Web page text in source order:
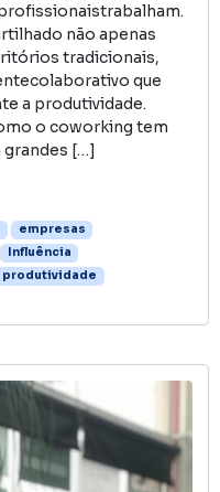
não apenas
tradicionais,
que
a produtividade.
o coworking tem
[…]
empresas
Influência
produtividade